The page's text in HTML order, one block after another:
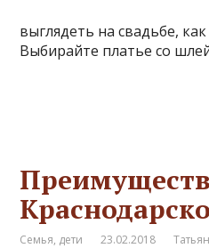
выглядеть на свадьбе,
Выбирайте платье со
Семья, дети 23.02.2018